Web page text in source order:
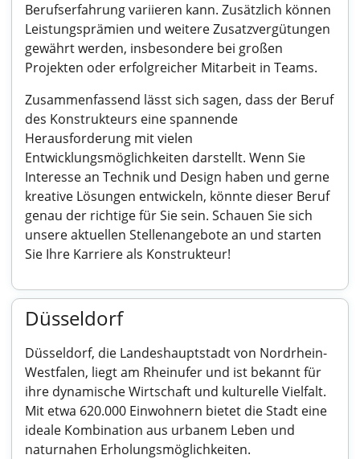
Berufserfahrung variieren kann. Zusätzlich können
Leistungsprämien und weitere Zusatzvergütungen
gewährt werden, insbesondere bei großen
Projekten oder erfolgreicher Mitarbeit in Teams.
Zusammenfassend lässt sich sagen, dass der Beruf
des Konstrukteurs eine spannende
Herausforderung mit vielen
Entwicklungsmöglichkeiten darstellt. Wenn Sie
Interesse an Technik und Design haben und gerne
kreative Lösungen entwickeln, könnte dieser Beruf
genau der richtige für Sie sein. Schauen Sie sich
unsere aktuellen Stellenangebote an und starten
Sie Ihre Karriere als Konstrukteur!
Düsseldorf
Düsseldorf, die Landeshauptstadt von Nordrhein-
Westfalen, liegt am Rheinufer und ist bekannt für
ihre dynamische Wirtschaft und kulturelle Vielfalt.
Mit etwa 620.000 Einwohnern bietet die Stadt eine
ideale Kombination aus urbanem Leben und
naturnahen Erholungsmöglichkeiten.